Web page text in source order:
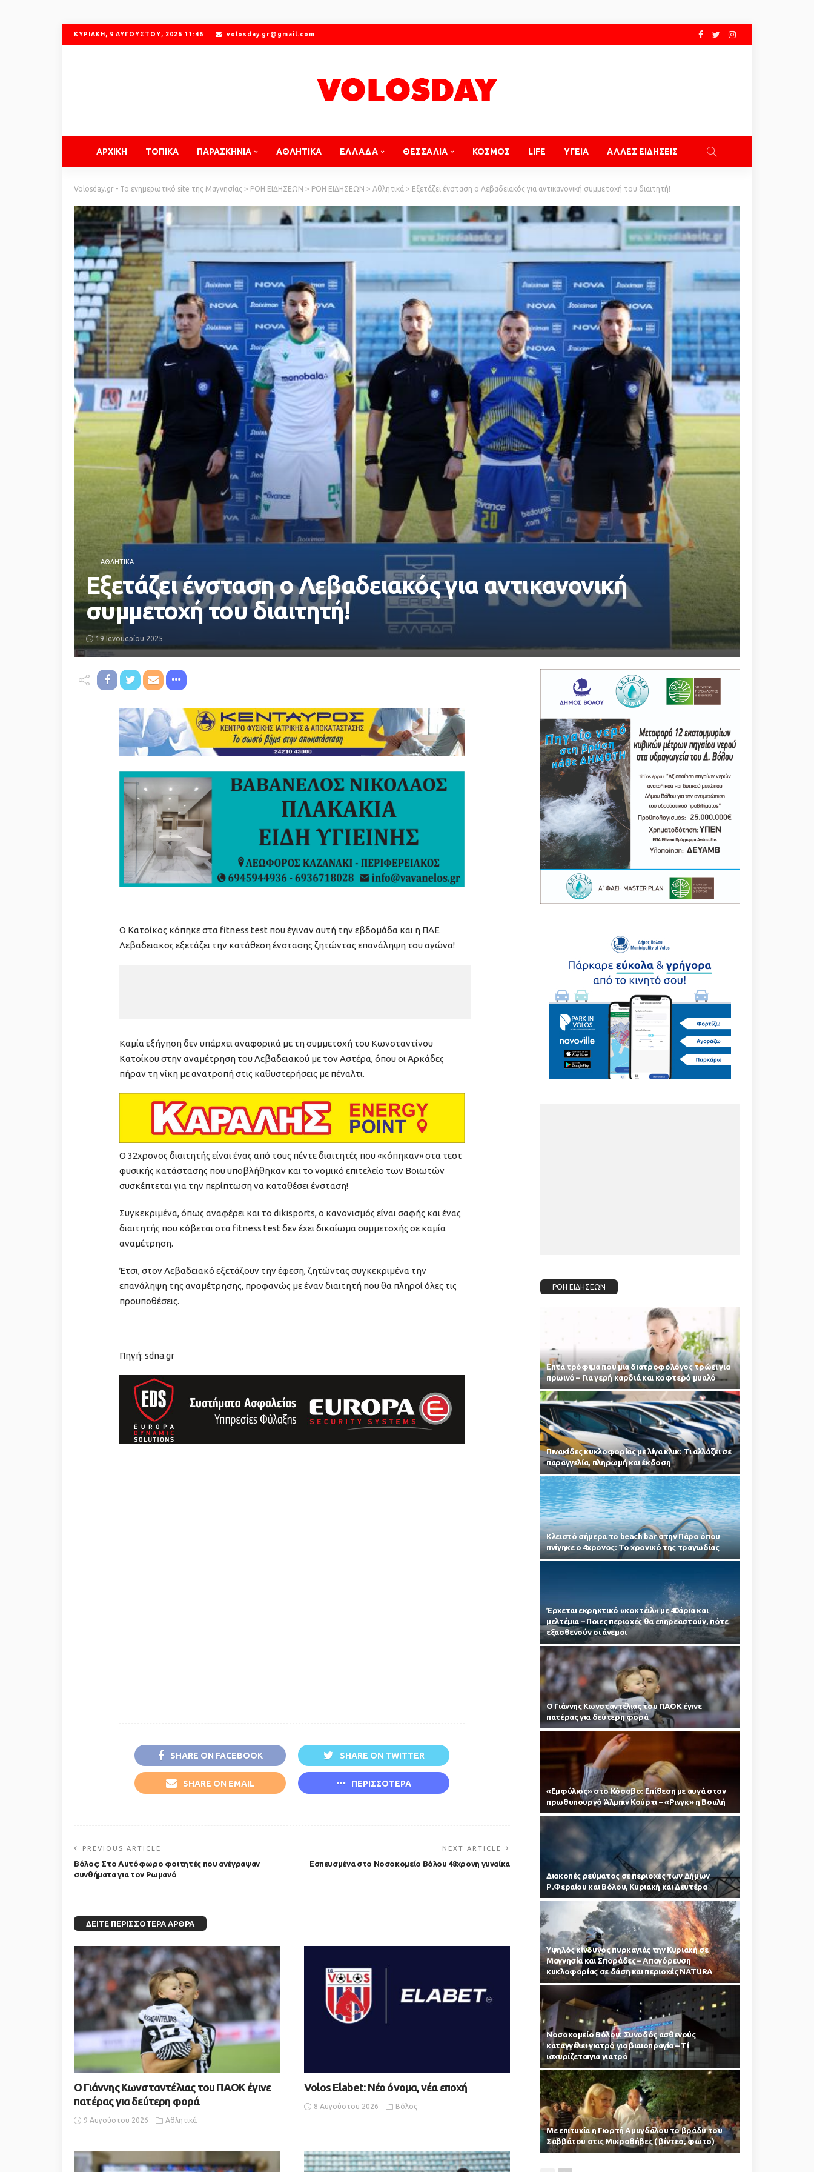
ΚΥΡΙΑΚΉ, 9 ΑΥΓΟΎΣΤΟΥ, 2026 11:46 volosday.gr@gmail.com
ΑΡΧΙΚΗ ΤΟΠΙΚΑ ΠΑΡΑΣΚΗΝΙΑ ΑΘΛΗΤΙΚΑ ΕΛΛΑΔΑ ΘΕΣΣΑΛΙΑ ΚΟΣΜΟΣ LIFE ΥΓΕΙΑ ΑΛΛΕΣ ΕΙΔΗΣΕΙΣ
Volosday.gr - Το ενημερωτικό site της Μαγνησίας > ΡΟΗ ΕΙΔΗΣΕΩΝ > ΡΟΗ ΕΙΔΗΣΕΩΝ > Αθλητικά > Εξετάζει ένσταση ο Λεβαδειακός για αντικανονική συμμετοχή του διαιτητή!
ΑΘΛΗΤΙΚΆ
Εξετάζει ένσταση ο Λεβαδειακός για αντικανονική
συμμετοχή του διαιτητή!
19 Ιανουαρίου 2025
Ο Κατοίκος κόπηκε στα fitness test που έγιναν αυτή την εβδομάδα και η ΠΑΕ
Λεβαδειακος εξετάζει την κατάθεση ένστασης ζητώντας επανάληψη του αγώνα!
Καμία εξήγηση δεν υπάρχει αναφορικά με τη συμμετοχή του Κωνσταντίνου
Κατοίκου στην αναμέτρηση του Λεβαδειακού με τον Αστέρα, όπου οι Αρκάδες
πήραν τη νίκη με ανατροπή στις καθυστερήσεις με πέναλτι.
Ο 32χρονος διαιτητής είναι ένας από τους πέντε διαιτητές που «κόπηκαν» στα τεστ
φυσικής κατάστασης που υποβλήθηκαν και το νομικό επιτελείο των Βοιωτών
συσκέπτεται για την περίπτωση να καταθέσει ένσταση!
Συγκεκριμένα, όπως αναφέρει και το dikisports, ο κανονισμός είναι σαφής και ένας
διαιτητής που κόβεται στα fitness test δεν έχει δικαίωμα συμμετοχής σε καμία
αναμέτρηση.
Έτσι, στον Λεβαδειακό εξετάζουν την έφεση, ζητώντας συγκεκριμένα την
επανάληψη της αναμέτρησης, προφανώς με έναν διαιτητή που θα πληροί όλες τις
προϋποθέσεις.
Πηγή: sdna.gr
SHARE ON FACEBOOK SHARE ON TWITTER
SHARE ON EMAIL ΠΕΡΙΣΣΟΤΕΡΑ
PREVIOUS ARTICLE
Βόλος: Στο Αυτόφωρο φοιτητές που ανέγραψαν
συνθήματα για τον Ρωμανό
NEXT ARTICLE
Εσπευσμένα στο Νοσοκομείο Βόλου 48χρονη γυναίκα
ΔΕΊΤΕ ΠΕΡΙΣΣΌΤΕΡΑ ΆΡΘΡΑ
Ο Γιάννης Κωνσταντέλιας του ΠΑΟΚ έγινε
πατέρας για δεύτερη φορά
9 Αυγούστου 2026 Αθλητικά
Volos Elabet: Νέο όνομα, νέα εποχή
8 Αυγούστου 2026 Βόλος
ΡΟΗ ΕΙΔΗΣΕΩΝ
Επτά τρόφιμα που μια διατροφολόγος τρώει για
πρωινό – Για γερή καρδιά και κοφτερό μυαλό
Πινακίδες κυκλοφορίας με λίγα κλικ: Τι αλλάζει σε
παραγγελία, πληρωμή και έκδοση
Κλειστό σήμερα το beach bar στην Πάρο όπου
πνίγηκε ο 4χρονος: Το χρονικό της τραγωδίας
Έρχεται εκρηκτικό «κοκτέιλ» με 40άρια και
μελτέμια – Ποιες περιοχές θα επηρεαστούν, πότε
εξασθενούν οι άνεμοι
Ο Γιάννης Κωνσταντέλιας του ΠΑΟΚ έγινε
πατέρας για δεύτερη φορά
«Εμφύλιος» στο Κόσοβο: Επίθεση με αυγά στον
πρωθυπουργό Άλμπιν Κούρτι – «Ρινγκ» η Βουλή
Διακοπές ρεύματος σε περιοχές των Δήμων
Ρ.Φεραίου και Βόλου, Κυριακή και Δευτέρα
Υψηλός κίνδυνος πυρκαγιάς την Κυριακή σε
Μαγνησία και Σποράδες – Απαγόρευση
κυκλοφορίας σε δάση και περιοχές NATURA
Νοσοκομείο Βόλου: Συνοδός ασθενούς
καταγγέλει γιατρό για βιαιοπραγία – Τί
ισχυρίζεταιγια γιατρό
Με επιτυχία η Γιορτή Αμυγδάλου το βράδυ του
Σαββάτου στις Μικροθήβες ( βίντεο, φωτο)